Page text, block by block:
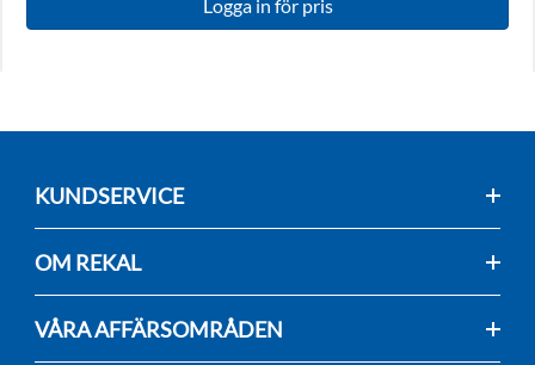
Logga in för pris
KUNDSERVICE
OM REKAL
VÅRA AFFÄRSOMRÅDEN